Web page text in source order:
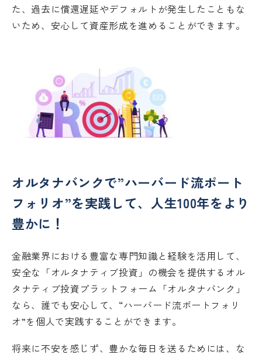
た、過去に償還遅延やデフォルトが発生したこともな
いため、安心して資産形成を進めることができます。
オルタナバンクで”ハーバード流ポート
フォリオ”を実践して、人生100年をより
豊かに！
金融業界における豊富な専門知識と経験を活用して、
安全な「オルタナティブ投資」の機会を提供するオル
タナティブ投資プラットフォーム「オルタナバンク」
なら、誰でも安心して、“ハーバード流ポートフォリ
オ”を個人で実践することができます。
将来に不安を感じず、豊かな毎日を送るためには、な